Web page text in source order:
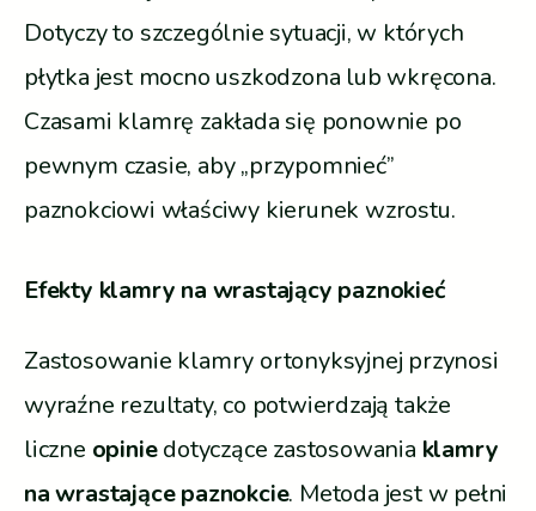
Dotyczy to szczególnie sytuacji, w których
płytka jest mocno uszkodzona lub wkręcona.
Czasami klamrę zakłada się ponownie po
pewnym czasie, aby „przypomnieć”
paznokciowi właściwy kierunek wzrostu.
Efekty klamry na wrastający paznokieć
Zastosowanie klamry ortonyksyjnej przynosi
wyraźne rezultaty, co potwierdzają także
liczne opiniedotyczące zastosowania klamry
na wrastające paznokcie. Metoda jest w pełni